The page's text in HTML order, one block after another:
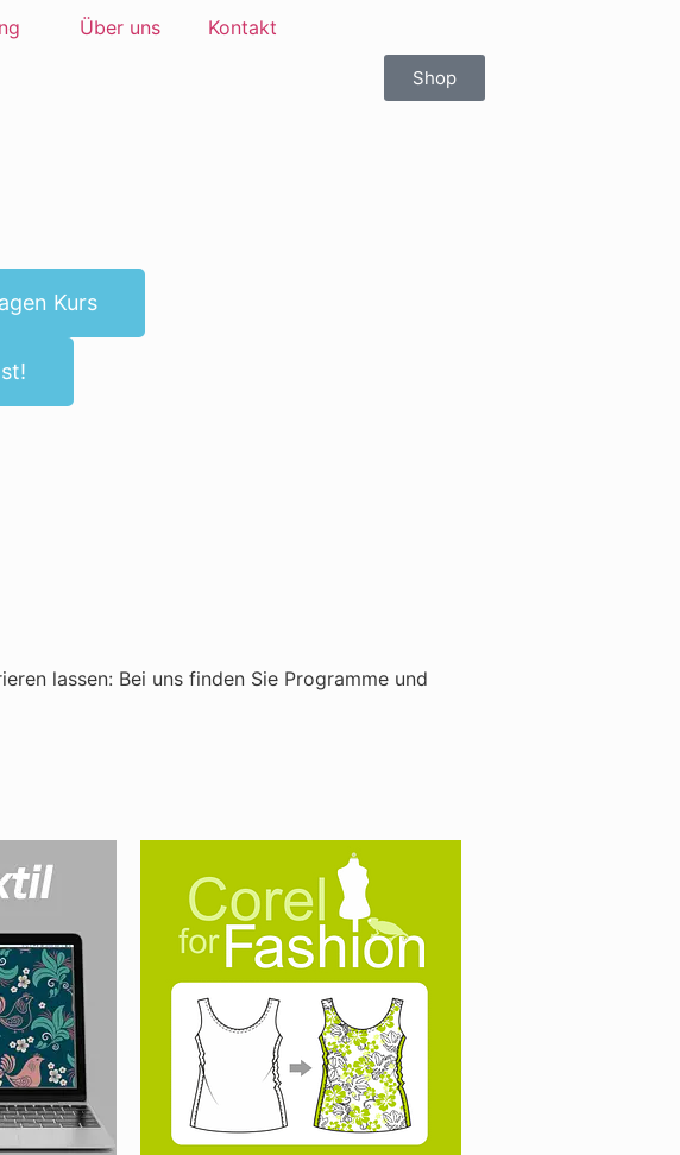
Über uns Kontakt
Shop
Kurs
lassen: Bei uns finden Sie Programme und